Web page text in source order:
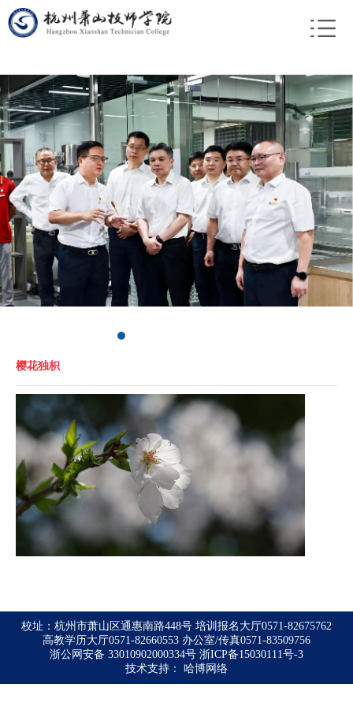
樱花独枳
校址：杭州市萧山区通惠南路448号 培训报名大厅0571-82675762
高教学历大厅0571-82660553 办公室/传真0571-83509756
浙公网安备 33010902000334号 浙ICP备15030111号-3
技术支持： 哈博网络